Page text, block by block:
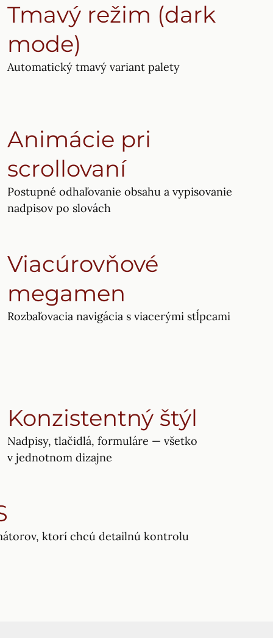
Tmavý režim (dark
mode)
Automatický tmavý variant palety
Animácie pri
scrollovaní
Postupné odhaľovanie obsahu a vypisovanie
nadpisov po slovách
Viacúrovňové
megamen
Rozbaľovacia navigácia s viacerými stĺpcami
Konzistentný štýl
Nadpisy, tlačidlá, formuláre — všetko
v jednotnom dizajne
ktorí chcú detailnú kontrolu